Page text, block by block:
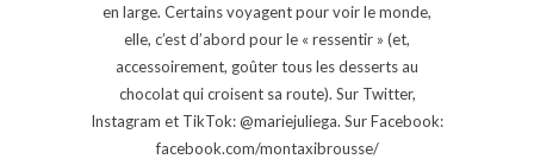
en large. Certains voyagent pour voir le monde,
elle, c’est d’abord pour le « ressentir » (et,
accessoirement, goûter tous les desserts au
chocolat qui croisent sa route). Sur Twitter,
Instagram et TikTok: @mariejuliega. Sur Facebook:
facebook.com/montaxibrousse/